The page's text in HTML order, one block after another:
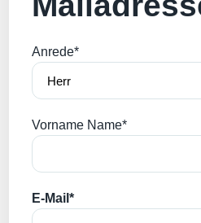
Anrede*
Vorname Name*
E-Mail*